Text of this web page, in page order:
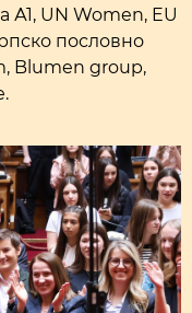
А1, UN Women, EU
пословно
Blumen group,